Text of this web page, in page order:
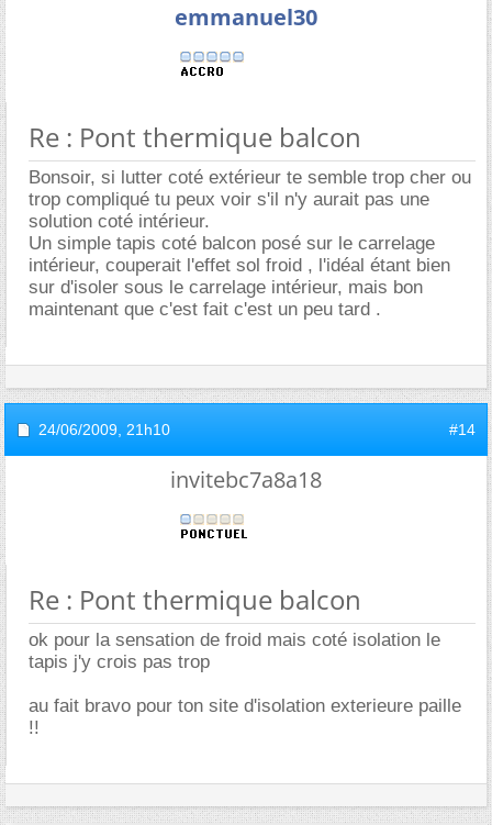
emmanuel30
Re : Pont thermique balcon
Bonsoir, si lutter coté extérieur te semble trop cher ou
trop compliqué tu peux voir s'il n'y aurait pas une
solution coté intérieur.
Un simple tapis coté balcon posé sur le carrelage
intérieur, couperait l'effet sol froid , l'idéal étant bien
sur d'isoler sous le carrelage intérieur, mais bon
maintenant que c'est fait c'est un peu tard .
24/06/2009, 21h10 #14
invitebc7a8a18
Re : Pont thermique balcon
ok pour la sensation de froid mais coté isolation le
tapis j'y crois pas trop
au fait bravo pour ton site d'isolation exterieure paille
!!